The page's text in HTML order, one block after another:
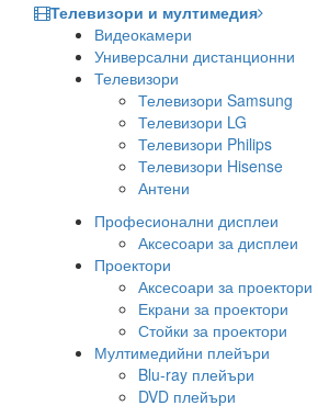
Телевизори и мултимедия
Видеокамери
Универсални дистанционни
Телевизори
Телевизори Samsung
Телевизори LG
Телевизори Philips
Телевизори Hisense
Антени
Професионални дисплеи
Аксесоари за дисплеи
Проектори
Аксесоари за проектори
Екрани за проектори
Стойки за проектори
Мултимедийни плейъри
Blu-ray плейъри
DVD плейъри